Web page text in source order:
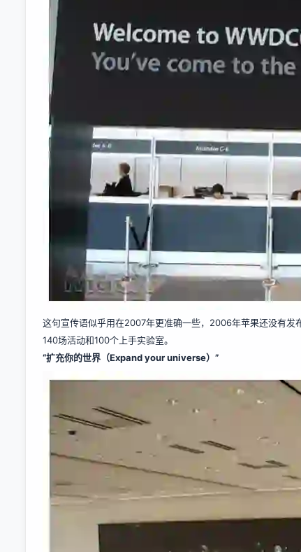
这句宣传语似乎用在2007年更准确一些，2006年苹果还没有
140场活动和100个上手实验室。
“扩充你的世界（Expand your universe）”